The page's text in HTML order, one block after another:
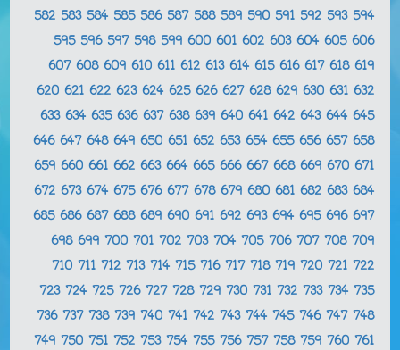
582 583 584 585 586 587 588 589 590 591 592 593 594
595 596 597 598 599 600 601 602 603 604 605 606
607 608 609 610 611 612 613 614 615 616 617 618 619
620 621 622 623 624 625 626 627 628 629 630 631 632
633 634 635 636 637 638 639 640 641 642 643 644 645
646 647 648 649 650 651 652 653 654 655 656 657 658
659 660 661 662 663 664 665 666 667 668 669 670 671
672 673 674 675 676 677 678 679 680 681 682 683 684
685 686 687 688 689 690 691 692 693 694 695 696 697
698 699 700 701 702 703 704 705 706 707 708 709
710 711 712 713 714 715 716 717 718 719 720 721 722
723 724 725 726 727 728 729 730 731 732 733 734 735
736 737 738 739 740 741 742 743 744 745 746 747 748
749 750 751 752 753 754 755 756 757 758 759 760 761